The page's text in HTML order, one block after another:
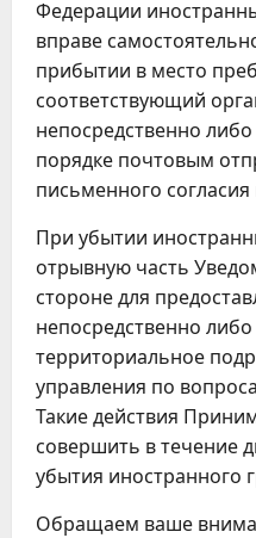
Федерации
вправе
прибытии в место
соответствующий
непосредственно
порядке почтовым
письменного
При убытии
отрывную часть
стороне для
непосредственно
территориальное
управления по
Такие действия
совершить в течение
убытия иностранного
Обращаем ваше